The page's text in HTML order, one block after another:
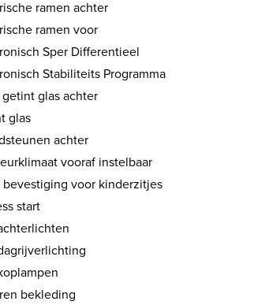
ramen achter
ramen voor
Sper Differentieel
Stabiliteits Programma
getint glas achter
glas
achter
vooraf instelbaar
bevestiging voor kinderzitjes
start
bekleding